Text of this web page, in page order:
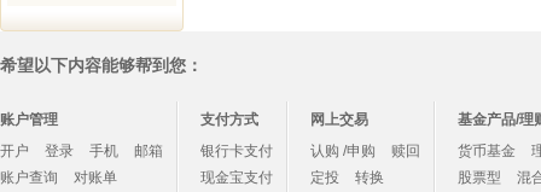
希望以下内容能够帮到您：
账户管理
开户
登录 手机
邮箱
账户查询
对账单
支付方式
银行卡支付
现金宝支付
网上交易
认购 /申购
赎回
定投
转换
基金产品/理
货币基金
股票型
混